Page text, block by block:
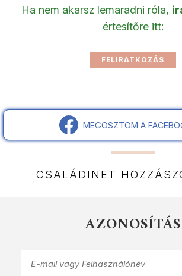
Ha nem akarsz lemaradni róla,
értesítőre itt:
MEGOSZTOM A
CSALÁDINET
AZONOSÍTÁS